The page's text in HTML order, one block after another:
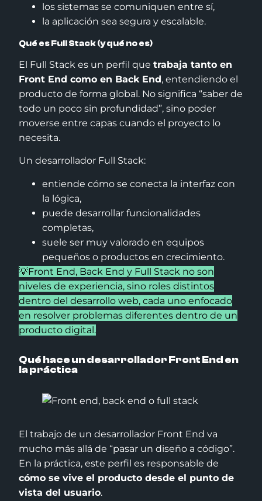
los sistemas se comuniquen entre sí,
la aplicación sea segura y escalable.
Qué es Full Stack (y qué no es)
El Full Stack es un perfil quetrabaja tanto en
Front End como en Back End, entendiendo el
producto de forma global. No significa “saber de
todo un poco sin profundidad”, sino poder
moverse entre capas cuando el proyecto lo
necesita.
Un desarrollador Full Stack:
entiende cómo se conecta la interfaz con
la lógica,
puede desarrollar funcionalidades
completas,
suele ser muy valorado en equipos
pequeños o productos en crecimiento.
💡Front End, Back End y Full Stack no son
niveles de experiencia, sino roles distintos
dentro del desarrollo web, cada uno enfocado
en resolver problemas diferentes dentro de un
producto digital.
Qué hace un desarrollador Front End en
la práctica
El trabajo de un desarrollador Front End va
mucho más allá de “pasar un diseño a código”.
En la práctica, este perfil es responsable de
cómo se vive el producto desde el punto de
vista del usuario.